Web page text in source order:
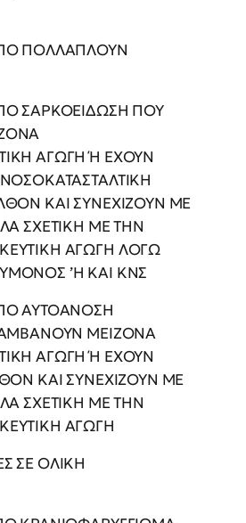
ΠΟΛΛΑΠΛΟΥΝ
ΣΑΡΚΟΕΙΔΩΣΗ ΠΟΥ
ΑΓΩΓΗ Ή ΕΧΟΥΝ
ΚΑΙ ΣΥΝΕΧΙΖΟΥΝ ΜΕ
ΣΧΕΤΙΚΗ ΜΕ ΤΗΝ
ΑΓΩΓΗ ΛΟΓΩ
’Η ΚΑΙ ΚΝΣ
ΑΥΤΟΑΝΟΣΗ
ΜΕΙΖΟΝΑ
ΑΓΩΓΗ Ή ΕΧΟΥΝ
ΚΑΙ ΣΥΝΕΧΙΖΟΥΝ ΜΕ
ΣΧΕΤΙΚΗ ΜΕ ΤΗΝ
ΑΓΩΓΗ
ΣΕ ΟΛΙΚΗ